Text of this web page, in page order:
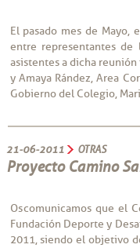
El pasado mes de Mayo,
entre representantes
asistentes a dicha reunión
y Amaya Rández, Area
Gobierno del Colegio,
21-06-2011 OTRAS
Proyecto Camino
Os comunicamos que el
Fundación Deporte y
2011, siendo el objetivo